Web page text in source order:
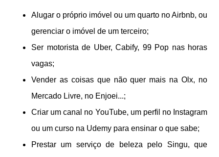
Alugar o próprio imóvel ou um quarto no Airbnb, ou
gerenciar o imóvel de um terceiro;
Ser motorista de Uber, Cabify, 99 Pop nas horas
vagas;
Vender as coisas que não quer mais na Olx, no
Mercado Livre, no Enjoei...;
Criar um canal no YouTube, um perfil no Instagram
ou um curso na Udemy para ensinar o que sabe;
Prestar um serviço de beleza pelo Singu, que